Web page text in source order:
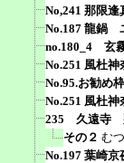
No,241 那限逢
No.187 龍鍋
no.180_4 玄
No.251 風杜神
No.95.お勧め
No.251 風杜神
235 久遠寺
その２ む
No.197 葉崎